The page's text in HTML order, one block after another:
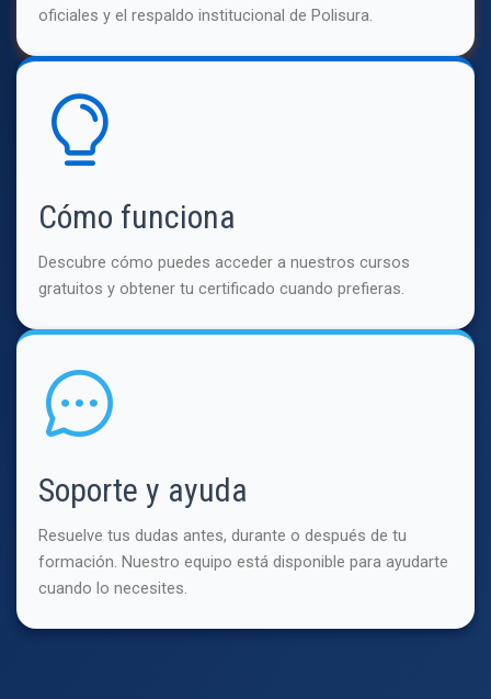
oficiales y el respaldo institucional de Polisura.
Cómo funciona
Descubre cómo puedes acceder a nuestros cursos
gratuitos y obtener tu certificado cuando prefieras.
Soporte y ayuda
Resuelve tus dudas antes, durante o después de tu
formación. Nuestro equipo está disponible para ayudarte
cuando lo necesites.